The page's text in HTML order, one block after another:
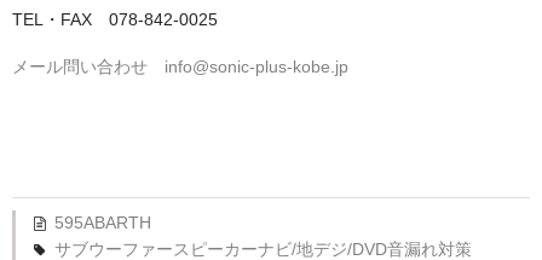
TEL・FAX 078-842-0025
メール問い合わせ info@sonic-plus-kobe.jp
595ABARTH
サブウーファースピーカーナビ/地デジ/DVD音漏れ対策